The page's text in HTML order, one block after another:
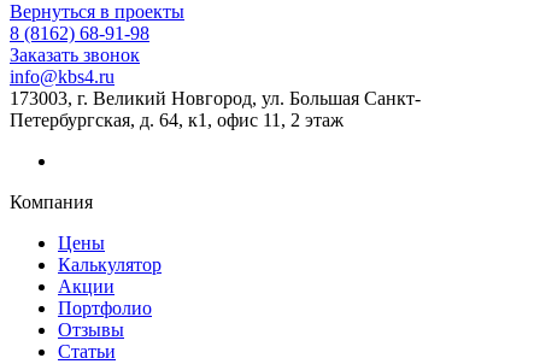
Вернуться в проекты
8 (8162) 68-91-98
Заказать звонок
info@kbs4.ru
173003, г. Великий Новгород, ул. Большая Санкт-
Петербургская, д. 64, к1, офис 11, 2 этаж
Компания
Цены
Калькулятор
Акции
Портфолио
Отзывы
Статьи